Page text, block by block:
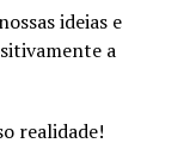
ideias e
a
realidade!